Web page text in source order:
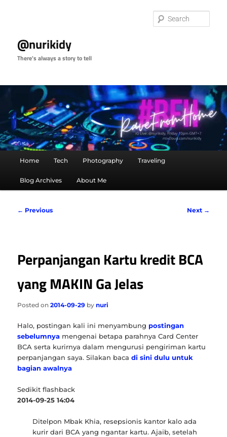
@nurikidy
There's always a story to tell
Home Tech Photography Traveling
Blog Archives About Me
Post
← Previous Next →
Perpanjangan Kartu kredit BCA
yang MAKIN Ga Jelas
Posted on2014-09-29 bynuri
Halo, postingan kali ini menyambung postingan
sebelumnya mengenai betapa parahnya Card Center
BCA serta kurirnya dalam mengurusi pengiriman kartu
perpanjangan saya. Silakan bacadi sini dulu untuk
bagian awalnya
Sedikit flashback
2014-09-25 14:04
Ditelpon Mbak Khia, resepsionis kantor kalo ada
kurir dari BCA yang ngantar kartu. Ajaib, setelah